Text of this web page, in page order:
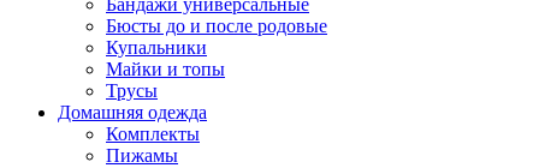
Бандажи универсальные
Бюсты до и после родовые
Купальники
Майки и топы
Трусы
Домашняя одежда
Комплекты
Пижамы